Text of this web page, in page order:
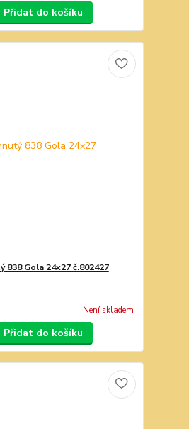
Přidat do košíku
838 Gola 24x27 č.802427
Není skladem
Přidat do košíku